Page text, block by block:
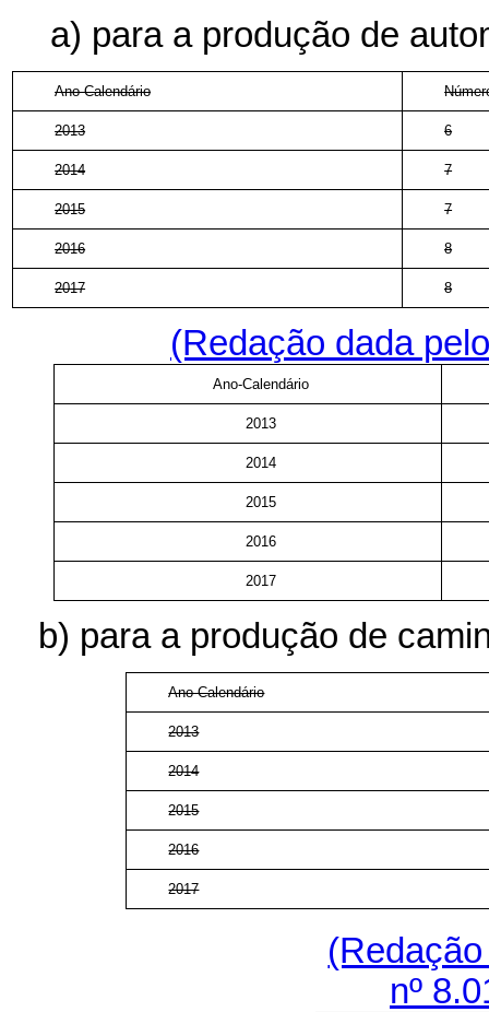
a) para a produção de
Ano-Calendário
2013 6
2014 7
2015 7
2016 8
2017 8
(Redação dada
Ano-Calendário
2013
2014
2015
2016
2017
b) para a produção de
Ano-Calendário
2013
2014
2015
2016
2017
nº